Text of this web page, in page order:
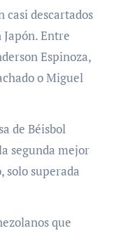
casi descartados
Entre
Espinoza,
o Miguel
de Béisbol
segunda mejor
solo superada
que